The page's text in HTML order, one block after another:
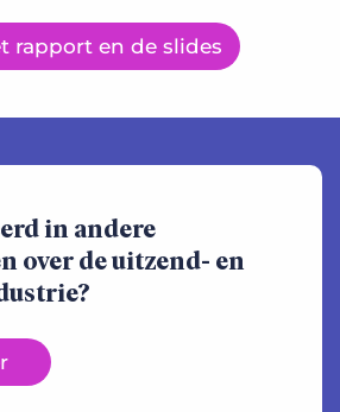
rapport en de slides
in andere
over de uitzend- en